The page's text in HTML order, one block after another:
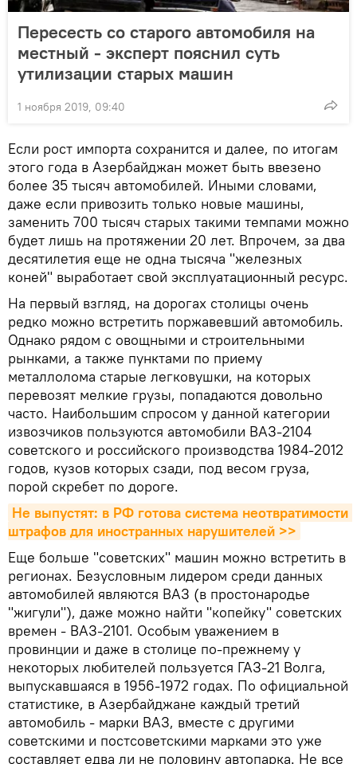
Пересесть со старого автомобиля на
местный - эксперт пояснил суть
утилизации старых машин
1 ноября 2019, 09:40
Если рост импорта сохранится и далее, по итогам
этого года в Азербайджан может быть ввезено
более 35 тысяч автомобилей. Иными словами,
даже если привозить только новые машины,
заменить 700 тысяч старых такими темпами можно
будет лишь на протяжении 20 лет. Впрочем, за два
десятилетия еще не одна тысяча "железных
коней" выработает свой эксплуатационный ресурс.
На первый взгляд, на дорогах столицы очень
редко можно встретить поржавевший автомобиль.
Однако рядом с овощными и строительными
рынками, а также пунктами по приему
металлолома старые легковушки, на которых
перевозят мелкие грузы, попадаются довольно
часто. Наибольшим спросом у данной категории
извозчиков пользуются автомобили ВАЗ-2104
советского и российского производства 1984-2012
годов, кузов которых сзади, под весом груза,
порой скребет по дороге.
Не выпустят: в РФ готова система неотвратимости
штрафов для иностранных нарушителей >>
Еще больше "советских" машин можно встретить в
регионах. Безусловным лидером среди данных
автомобилей являются ВАЗ (в простонародье
"жигули"), даже можно найти "копейку" советских
времен - ВАЗ-2101. Особым уважением в
провинции и даже в столице по-прежнему у
некоторых любителей пользуется ГАЗ-21 Волга,
выпускавшаяся в 1956-1972 годах. По официальной
статистике, в Азербайджане каждый третий
автомобиль - марки ВАЗ, вместе с другими
советскими и постсоветскими марками это уже
составляет едва ли не половину автопарка. Не все